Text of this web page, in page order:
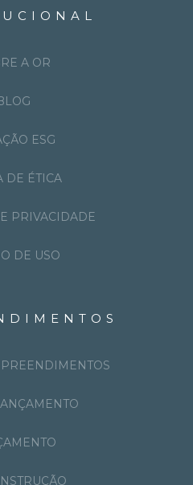
A OR
ESG
DE ÉTICA
PRIVACIDADE
DE USO